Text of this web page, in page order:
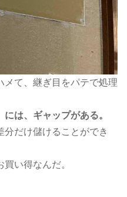
メて、継ぎ目をパテで処理
には、ギャップがある。
分だけ儲けることができ
い得なんだ。